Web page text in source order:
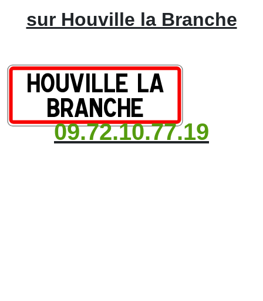
sur Houville la Branche
09.72.10.77.19